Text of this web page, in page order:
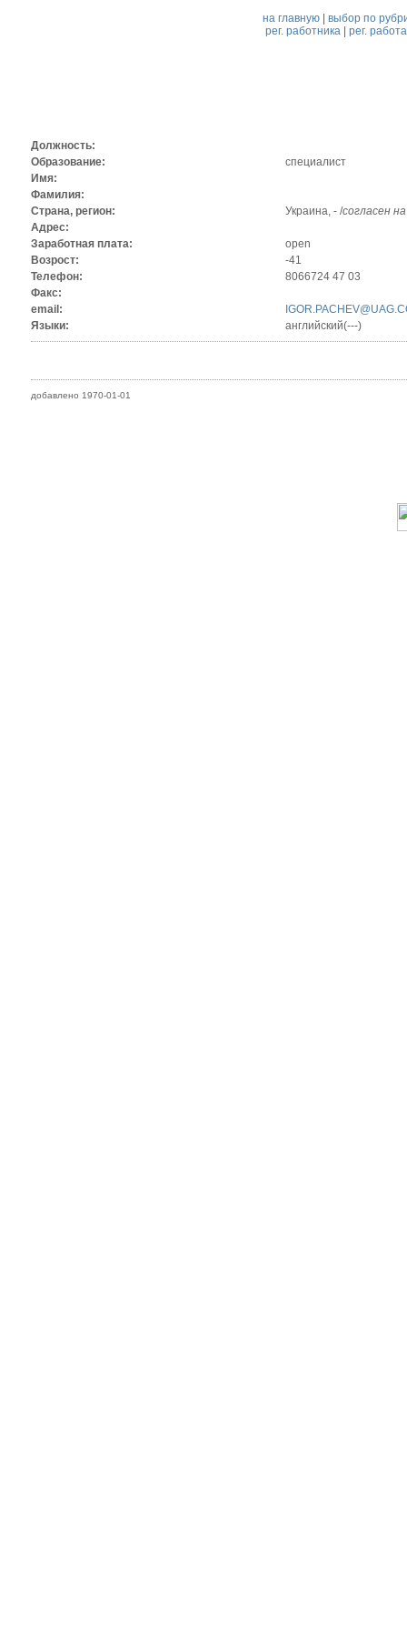
на главную |выбор по
рег. работника| рег.
Должность:
Образование:
специалист
Имя:
Фамилия:
Страна, регион:
Украина, - /согласен
Адрес:
Заработная плата:
open
Возрост:
-41
Телефон:
8066724 47 03
Факс:
email:
Языки:
английский(---)
добавлено 1970-01-01